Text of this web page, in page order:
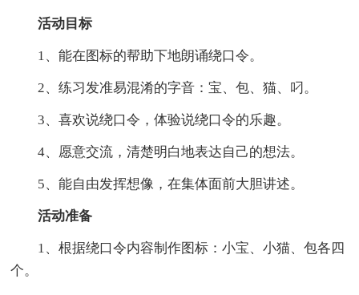
活动目标
1、能在图标的帮助下地朗诵绕口令。
2、练习发准易混淆的字音：宝、包、猫、叼。
3、喜欢说绕口令，体验说绕口令的乐趣。
4、愿意交流，清楚明白地表达自己的想法。
5、能自由发挥想像，在集体面前大胆讲述。
活动准备
1、根据绕口令内容制作图标：小宝、小猫、包各四
个。